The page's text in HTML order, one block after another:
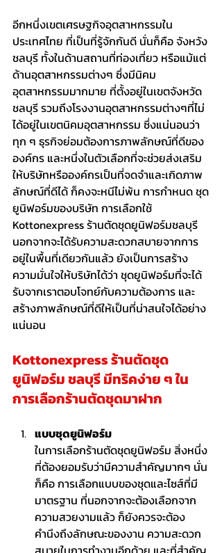
อีกหนึ่งเขตเศรษฐกิจอุตสาหกรรมใน
ประเทศไทย ที่เป็นที่รู้จักกันดี นั่นก็คือ จังหวัง
ชลบุรี ทั้งในด้านสถานที่ท่องเที่ยว หรือแม้แต่
ด้านอุตสาหกรรมต่างๆ ซึ่งมีนิคม
อุตสาหกรรมมากมาย ที่ตั้งอยู่ในเขตจังหวัด
ชลบุรี รวมถึงโรงงานอุตสาหกรรมต่างๆที่ไม่
ได้อยู่ในเขตนิคมอุตสาหกรรม ซึ่งแน่นอนว่า
ทุก ๆ ธุรกิจย่อมต้องการภาพลักษณ์ที่ดีของ
องค์กร และหนึ่งในตัวเลือกที่จะช่วยส่งเสริม
ให้บริษัทหรือองค์กรเป็นที่จดจำและเกิดภาพ
ลักษณ์ที่ดีได้ ก็คงจะหนีไม่พ้น การกำหนด ชุด
ยูนิฟอร์มของบริษัท การเลือกใช้
Kottonexpress ร้านตัดชุดยูนิฟอร์มชลบุรี
นอกจากจะได้รับความสะดวกสบายจากการ
อยู่ในพื้นที่เดียวกันแล้ว ยังเป็นการสร้าง
ความมั่นใจให้บริษัทได้ว่า ชุดยูนิฟอร์มที่จะได้
รับจากเราตอบโจทย์กับความต้องการ และ
สร้างภาพลักษณ์ที่ดีให้เป็นที่น่าสนใจได้อย่าง
แน่นอน
Kottonexpress ร้านตัดชุด
ยูนิฟอร์ม ชลบุรี มีทริคง่าย ๆ ใน
การเลือกร้านตัดชุดมาฝาก
แบบชุดยูนิฟอร์ม
ในการเลือกร้านตัดชุดยูนิฟอร์ม สิ่งหนึ่ง
ที่ต้องยอมรับว่ามีความสำคัญมากๆ นั่น
ก็คือ การเลือกแบบของชุดและไซส์ที่มี
มาตรฐาน ที่นอกจากจะต้องเลือกจาก
ความสวยงามแล้ว ก็ยังควรจะต้อง
คำนึงถึงลักษณะของงาน ความสะดวก